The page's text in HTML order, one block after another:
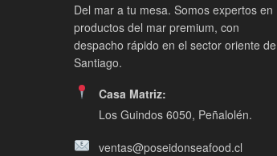
Del mar a tu mesa. Somos expertos en
productos del mar premium, con
despacho rápido en el sector oriente de
Santiago.
Casa Matriz:
Los Guindos 6050, Peñalolén.
ventas@poseidonseafood.cl